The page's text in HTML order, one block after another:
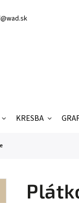
KRESBA